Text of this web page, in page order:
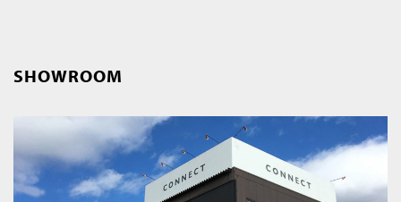
SHOWROOM